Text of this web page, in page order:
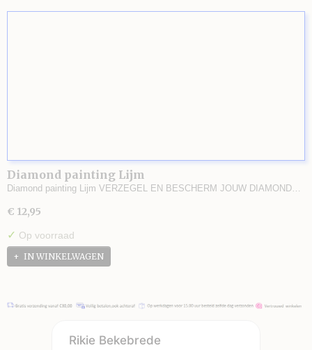
Diamond painting Lijm
Diamond painting Lijm VERZEGEL EN BESCHERM JOUW DIAMOND…
€ 12,95
✓ Op voorraad
IN WINKELWAGEN